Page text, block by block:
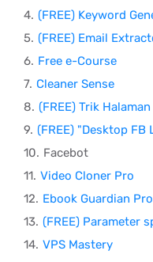
(FREE) Keyword
(FREE) Email
Free e-Course
Cleaner Sense
(FREE) Trik
(FREE) "Desktop FB
Facebot
Video Cloner Pro
Ebook Guardian Pro
(FREE) Parameter
VPS Mastery